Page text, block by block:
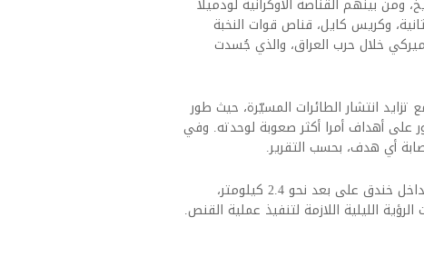
بينهم القناصة الأوكرانية لودميلا
وكريس كايل، قناص قوات النخبة
خلال حرب العراق، والذي جُسدت
انتشار الطائرات المسيّرة، حيث طور
على أهداف أمرا أكثر صعوبة لوحدته. وفي
وفي إحدى مهامه الأخيرة، رصد فريقه جنودا روسا يختبئون داخل خندق على بعد نحو 2.4 كيلومتر،
الليلية اللازمة لتنفيذ عملية القنص.